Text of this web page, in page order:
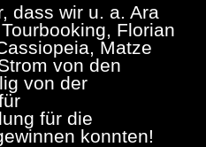
dass wir u. a. Ara
Florian
Matze
von den
von der
für die
konnten!